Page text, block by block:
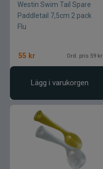
Westin Swim Tail Spare
Paddletail 7,5cm 2 pack
Flu
55 kr Ord. pris 59 kr
Lägg i varukorgen